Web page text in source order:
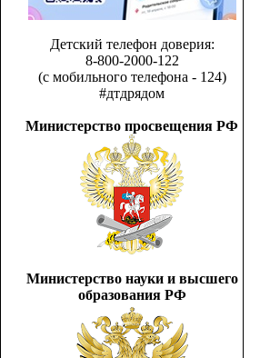
Детский телефон доверия:
8-800-2000-122
(с мобильного телефона - 124)
#дтдрядом
Министерство просвещения РФ
Министерство науки и высшего
образования РФ